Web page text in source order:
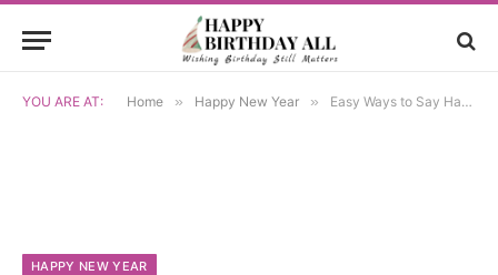
YOU ARE AT: Home » Happy New Year » Easy Ways to Say Happy New Year 2025 in Latvian Language
HAPPY NEW YEAR